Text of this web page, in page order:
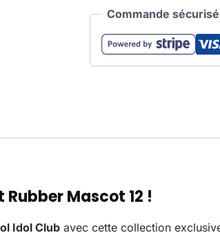
Commande
Mascot 12 !
Idol Club avec cette collection